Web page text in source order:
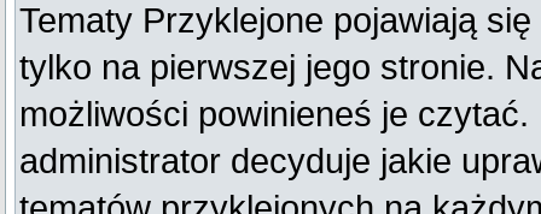
Tematy Przyklejone pojawiają
tylko na pierwszej jego stronie.
możliwości powinieneś je czytać.
administrator decyduje jakie